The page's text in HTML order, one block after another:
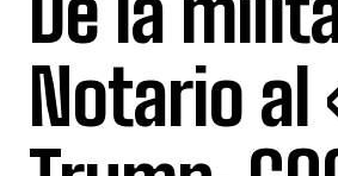
Notario al